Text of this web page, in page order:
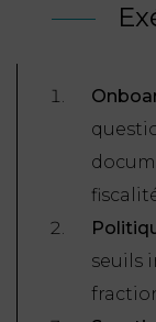
seuils